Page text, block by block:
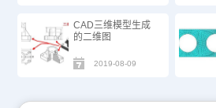
CAD三维模型生成
的二维图
2019-08-09